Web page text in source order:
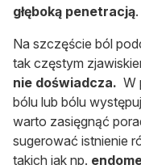
głęboką penetracją.
Na szczęście ból
tak częstym
nie doświadcza. W
bólu lub bólu
warto zasięgnąć
sugerować istnienie
takich jak np.